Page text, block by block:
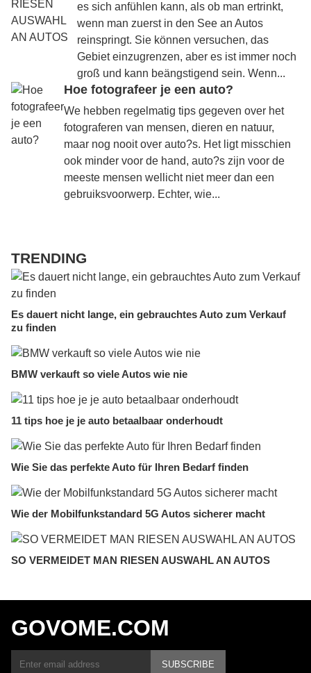
es sich anfühlen kann, als ob man ertrinkt,
wenn man zuerst in den See an Autos
reinspringt. Sie können versuchen, das
Gebiet einzugrenzen, aber es ist immer noch
groß und kann beängstigend sein. Wenn...
Hoe fotografeer je een auto?
We hebben regelmatig tips gegeven over het
fotograferen van mensen, dieren en natuur,
maar nog nooit over auto?s. Het ligt misschien
ook minder voor de hand, auto?s zijn voor de
meeste mensen wellicht niet meer dan een
gebruiksvoorwerp. Echter, wie...
TRENDING
Es dauert nicht lange, ein gebrauchtes Auto zum Verkauf
zu finden
BMW verkauft so viele Autos wie nie
11 tips hoe je je auto betaalbaar onderhoudt
Wie Sie das perfekte Auto für Ihren Bedarf finden
Wie der Mobilfunkstandard 5G Autos sicherer macht
SO VERMEIDET MAN RIESEN AUSWAHL AN AUTOS
GOVOME.COM
SUBSCRIBE